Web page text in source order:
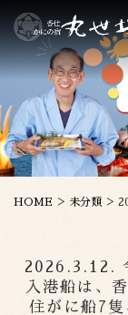
HOME > 未分類 >
2026.3.12.
入港船は、
住がに船7